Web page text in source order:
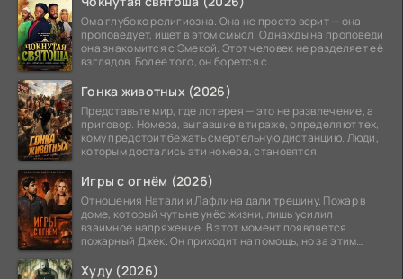
Ома глубоко религиозна. Она не просто верит — она
проповедует, ищет в этом смысл. Однажды на проповеди
она знакомится с Эмекой. Этот человек не разделяет её
взглядов. Более того, он борется с
Гонка животных (2026)
Представьте мир, где лотерея — это не развлечение, а
приговор. Номера, выпавшие в тираже, определяют тех,
кому предстоит бежать смертельную дистанцию. Люди,
которым достались эти номера, становятся
Игры с огнём (2026)
Отношения Натали и Лафлина дали трещину. Пожар в
доме, который чуть не унёс жизни, лишь усилил
взаимное напряжение. В этот момент появляется
пожарный Джек. Он приходит на помощь, но за этим
Худу (2026)